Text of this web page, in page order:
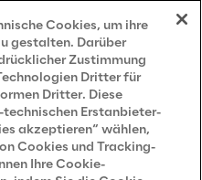
Cookies, um ihre
gestalten. Darüber
Zustimmung
Dritter für
Dritter. Diese
Erstanbieter-
akzeptieren“ wählen,
Cookies und Tracking-
Ihre Cookie-